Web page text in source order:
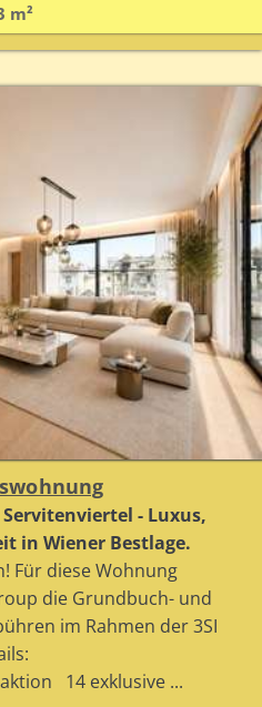
m²
- Luxus,
in Wiener Bestlage.
Für diese Wohnung
die Grundbuch- und
im Rahmen der 3SI
14 exklusive ...